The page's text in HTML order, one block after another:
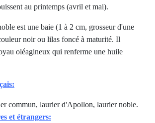
au printemps (avril et mai).
est une baie (1 à 2 cm, grosseur d'une
noir ou lilas foncé à maturité. Il
oléagineux qui renferme une huile
commun, laurier d'Apollon, laurier noble.
et étrangers: